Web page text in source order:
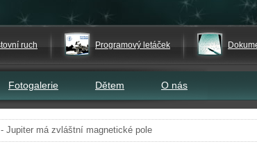
ruch Programový letáček
Fotogalerie Dětem O nás
Jupiter má zvláštní magnetické pole